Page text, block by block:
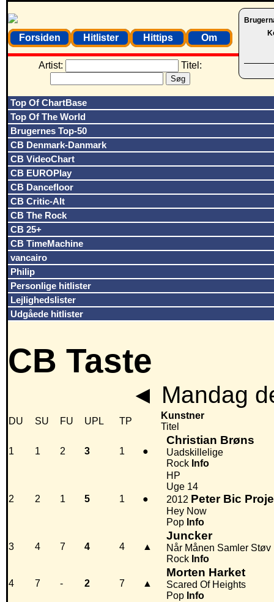
Forsiden Hitlister Hittips Om
Artist: Titel:
Top Of ChartBase
Top Of The World
Brugernes Top-50
CB Denmark-Danmark
CB VideoChart
CB EUROPlay
CB Dancefloor
CB Critic-Alt
CB The Rock
CB 25+
CB TimeMachine
vancairo
Philip
Personlige hitlister
Lejlighedslister
Udgåede hitlister
CB Taste
◄ Mandag
DU SU FU UPL TP
Kunstner
Titel
1 1 2 3 1 ●
Christian Brøns
Uadskillelige
Rock Info
2 2 1 5 1 ●
HP
Uge 14
2012 Peter Bic
Hey Now
Pop Info
3 4 7 4 4 ▲
Juncker
Når Månen Samler Støv
Rock Info
4 7 - 2 7 ▲
Morten Harket
Scared Of Heights
Pop Info